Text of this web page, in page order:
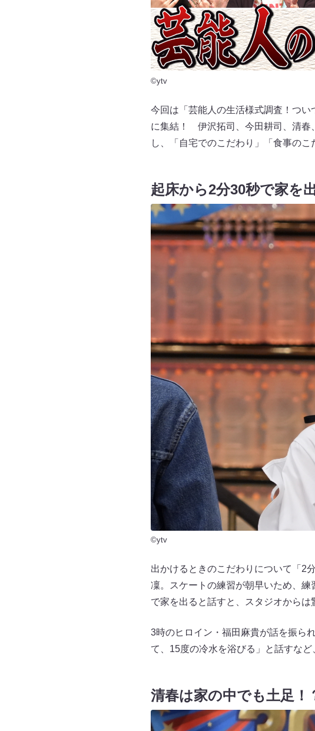
©ytv
今回は「芸能人の生活様式調査！つ
に集結！ 伊沢拓司、今田耕司、清春
し、「自宅でのこだわり」「食事のこ
起床から2分30秒で家を
©ytv
出かけるときのこだわりについて「2
凜。スケートの練習が朝早いため、
で家を出ると話すと、スタジオから
3時のヒロイン・福田麻貴が話を振ら
て、15度の冷水を浴びる」と話すな
清春は家の中でも土足！